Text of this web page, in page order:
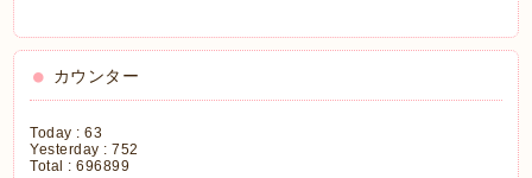
カウンター
Today :63
Yesterday :752
Total :696899